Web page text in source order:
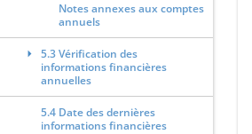
Notes annexes aux comptes
annuels
5.3 Vérification des
informations financières
annuelles
5.4 Date des dernières
informations financières